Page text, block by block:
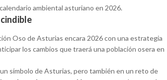
ambiental asturiano en 2026.
Oso de Asturias encara 2026 con una estrategia
los cambios que traerá una población osera en
símbolo de Asturias, pero también en un reto de